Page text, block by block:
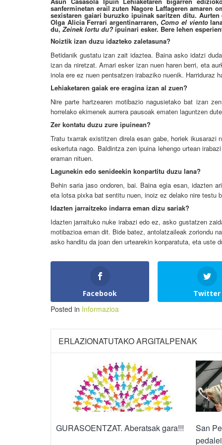
sanferminetan erail zuten Nagore Laffageren amaren
sexistaren gaiari buruzko ipuinak saritzen ditu.
Olga Alicia Ferrari argentinarraren, Como el viento
du,Zeinek lortu du? ipuinari esker. Bere lehen
Noiztik izan duzu idazteko zaletasuna?
Betidanik gustatu izan zait idaztea. Baina asko idatzi
izan da niretzat. Amari esker izan nuen haren berri, eta
inola ere ez nuen pentsatzen irabaziko nuenik. Harriduraz
Lehiaketaren gaiak ere eragina izan al zuen?
Nire parte hartzearen motibazio nagusietako bat izan
horrelako ekimenek aurrera pausoak ematen laguntzen
Zer kontatu duzu zure ipuinean?
Tratu txarrak existitzen direla esan gabe, horiek ikusarazi
eskertuta nago. Baldintza zen ipuina lehengo urtean
eraman nituen.
Lagunekin edo senideekin konpartitu duzu lana?
Behin saria jaso ondoren, bai. Baina egia esan, idazten
eta lotsa pixka bat sentitu nuen, inoiz ez delako nire testu
Idazten jarraitzeko indarra eman dizu sariak?
Idazten jarraituko nuke irabazi edo ez, asko gustatzen
motibazioa eman dit. Bide batez, antolatzaileak zoriondu
asko handitu da joan den urtearekin konparatuta, eta uste
Facebook Twitter
Posted in Informazioa
ERLAZIONATUTAKO ARGITALPENAK
GURASOENTZAT. Aberatsak gara!!!
San